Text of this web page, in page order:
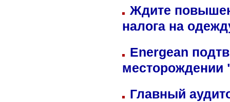
Ждите
налога на
Energean
Главный